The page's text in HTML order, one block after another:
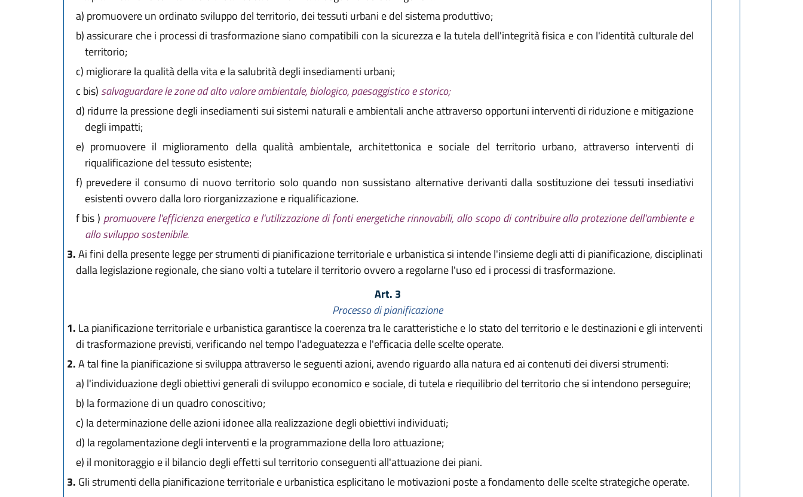
a) promuovere un ordinato sviluppo del territorio, dei tessuti urbani e del sistema produttivo;
b)assicurare che i processi di trasformazione siano compatibili con la sicurezza e la tutela dell'integrità fisica e con l'identità culturale del
territorio;
c) migliorare la qualità della vita e la salubrità degli insediamenti urbani;
c bis) salvaguardare le zone ad alto valore ambientale, biologico, paesaggistico e storico;
d) ridurre la pressione degli insediamenti sui sistemi naturali e ambientali anche attraverso opportuni interventi di riduzione e mitigazione
degli impatti;
e) promuovere il miglioramento della qualità ambientale, architettonica e sociale del territorio urbano, attraverso interventi di
riqualificazione del tessuto esistente;
f) prevedere il consumo di nuovo territorio solo quando non sussistano alternative derivanti dalla sostituzione dei tessuti insediativi
esistenti ovvero dalla loro riorganizzazione e riqualificazione.
f bis ) promuovere l'efficienza energetica e l'utilizzazione di fonti energetiche rinnovabili, allo scopo di contribuire alla protezione dell'ambiente e
allo sviluppo sostenibile.
3.Ai fini della presente legge per strumenti di pianificazione territoriale e urbanistica si intende l'insieme degli atti di pianificazione, disciplinati
dalla legislazione regionale, che siano volti a tutelare il territorio ovvero a regolarne l'uso ed i processi di trasformazione.
Art. 3
Processo di pianificazione
1. La pianificazione territoriale e urbanistica garantisce la coerenza tra le caratteristiche e lo stato del territorio e le destinazioni e gli interventi
di trasformazione previsti, verificando nel tempo l'adeguatezza e l'efficacia delle scelte operate.
2.A tal fine la pianificazione si sviluppa attraverso le seguenti azioni, avendo riguardo alla natura ed ai contenuti dei diversi strumenti:
a) l'individuazione degli obiettivi generali di sviluppo economico e sociale, di tutela e riequilibrio del territorio che si intendono perseguire;
b) la formazione di un quadro conoscitivo;
c) la determinazione delle azioni idonee alla realizzazione degli obiettivi individuati;
d) la regolamentazione degli interventi e la programmazione della loro attuazione;
e) il monitoraggio e il bilancio degli effetti sul territorio conseguenti all'attuazione dei piani.
3. Gli strumenti della pianificazione territoriale e urbanistica esplicitano le motivazioni poste a fondamento delle scelte strategiche operate.